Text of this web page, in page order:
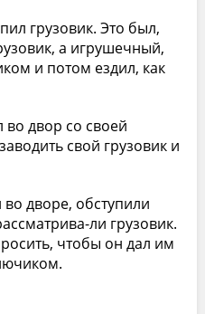
грузовик. Это был,
а игрушечный,
и потом ездил, как
двор со своей
свой грузовик и
дворе, обступили
ли грузовик.
чтобы он дал им